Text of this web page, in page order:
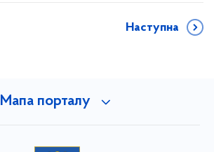
Наступна
Мапа порталу